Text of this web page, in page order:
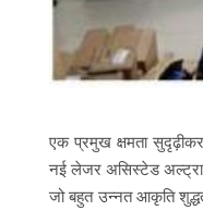
एक प्रमुख क्षमता
नई लेजर असिस्टेड
जो बहुत उन्नत आकृति